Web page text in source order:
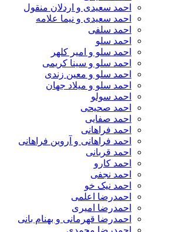
احمد سعیدی و اردلان منقول
احمد سعیدی و نیما علامه
احمد سلفی
احمد سلو
احمد سلو و امیر کلهر
احمد سلو و سینا کریمی
احمد سلو و معین زندی
احمد سلو و میلاد جهان
احمد سولو
احمد صحیحی
احمد صفایی
احمد فراهانی
احمد فراهانی و آروین فراهانی
احمد قربانی
احمد کارو
احمد نجفی
احمد نیک خو
احمدرضا اعلمی
احمدرضا امیری
احمدرضا قهرمانی و بهنام بانی